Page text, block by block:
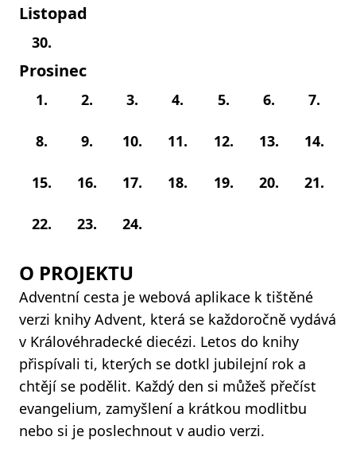
Listopad
30.
Prosinec
1. 2. 3. 4. 5. 6. 7.
8. 9. 10. 11. 12. 13. 14.
15. 16. 17. 18. 19. 20. 21.
22. 23. 24.
O PROJEKTU
Adventní cesta je webová aplikace k tištěné
verzi knihy Advent, která se každoročně vydává
v Královéhradecké diecézi. Letos do knihy
přispívali ti, kterých se dotkl jubilejní rok a
chtějí se podělit. Každý den si můžeš přečíst
evangelium, zamyšlení a krátkou modlitbu
nebo si je poslechnout v audio verzi.